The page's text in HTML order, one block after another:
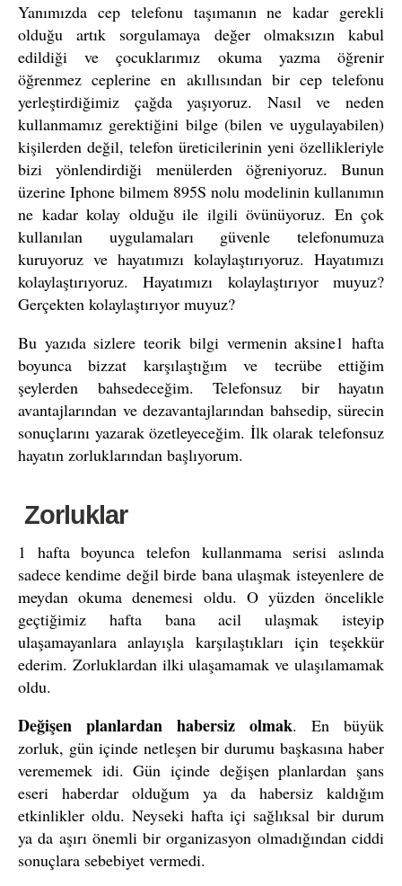
Yanımızda cep telefonu taşımanın ne kadar gerekli
olduğu artık sorgulamaya değer olmaksızın kabul
edildiği ve çocuklarımız okuma yazma öğrenir
öğrenmez ceplerine en akıllısından bir cep telefonu
yerleştirdiğimiz çağda yaşıyoruz. Nasıl ve neden
kullanmamız gerektiğini bilge (bilen ve uygulayabilen)
kişilerden değil, telefon üreticilerinin yeni özellikleriyle
bizi yönlendirdiği menülerden öğreniyoruz. Bunun
üzerine Iphone bilmem 895S nolu modelinin kullanımın
ne kadar kolay olduğu ile ilgili övünüyoruz. En çok
kullanılan uygulamaları güvenle telefonumuza
kuruyoruz ve hayatımızı kolaylaştırıyoruz. Hayatımızı
kolaylaştırıyoruz. Hayatımızı kolaylaştırıyor muyuz?
Gerçekten kolaylaştırıyor muyuz?
Bu yazıda sizlere teorik bilgi vermenin aksine1 hafta
boyunca bizzat karşılaştığım ve tecrübe ettiğim
şeylerden bahsedeceğim. Telefonsuz bir hayatın
avantajlarından ve dezavantajlarından bahsedip, sürecin
sonuçlarını yazarak özetleyeceğim. İlk olarak telefonsuz
hayatın zorluklarından başlıyorum.
Zorluklar
1 hafta boyunca telefon kullanmama serisi aslında
sadece kendime değil birde bana ulaşmak isteyenlere de
meydan okuma denemesi oldu. O yüzden öncelikle
geçtiğimiz hafta bana acil ulaşmak isteyip
ulaşamayanlara anlayışla karşılaştıkları için teşekkür
ederim. Zorluklardan ilki ulaşamamak ve ulaşılamamak
oldu.
Değişen planlardan habersiz olmak. En büyük
zorluk, gün içinde netleşen bir durumu başkasına haber
verememek idi. Gün içinde değişen planlardan şans
eseri haberdar olduğum ya da habersiz kaldığım
etkinlikler oldu. Neyseki hafta içi sağlıksal bir durum
ya da aşırı önemli bir organizasyon olmadığından ciddi
sonuçlara sebebiyet vermedi.